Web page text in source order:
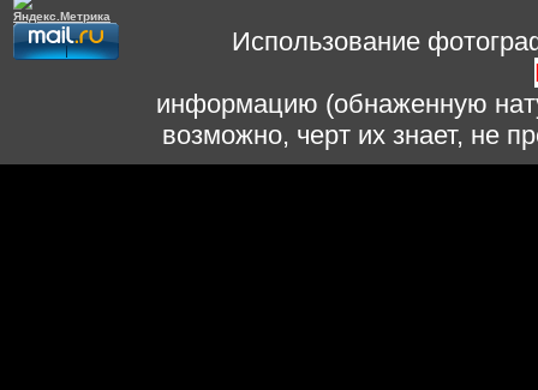
Использование
информацию (обнаженную
возможно, черт их знает, не